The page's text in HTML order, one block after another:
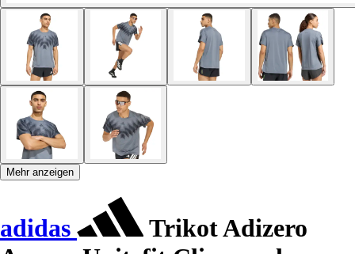
Mehr anzeigen
adidas
Trikot Adizero